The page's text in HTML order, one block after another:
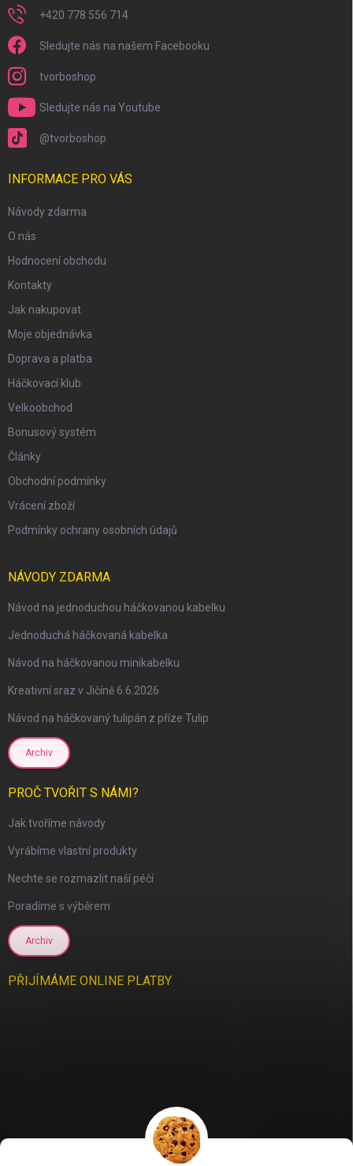
+420 778 556 714
Sledujte nás na našem Facebooku
tvorboshop
Sledujte nás na Youtube
@tvorboshop
INFORMACE PRO VÁS
Návody zdarma
O nás
Hodnocení obchodu
Kontakty
Jak nakupovat
Moje objednávka
Doprava a platba
Háčkovací klub
Velkoobchod
Bonusový systém
Články
Obchodní podmínky
Vrácení zboží
Podmínky ochrany osobních údajů
NÁVODY ZDARMA
Návod na jednoduchou háčkovanou kabelku
Jednoduchá háčkovaná kabelka
Návod na háčkovanou minikabelku
Kreativní sraz v Jičíně 6.6.2026
Návod na háčkovaný tulipán z příze Tulip
Archiv
PROČ TVOŘIT S NÁMI?
Jak tvoříme návody
Vyrábíme vlastní produkty
Nechte se rozmazlit naší péčí
Poradíme s výběrem
Archiv
PŘIJÍMÁME ONLINE PLATBY